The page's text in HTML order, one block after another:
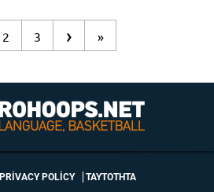
2 3 › »
PRIVACY POLICY ΤΑΥΤΟΤΗΤΑ